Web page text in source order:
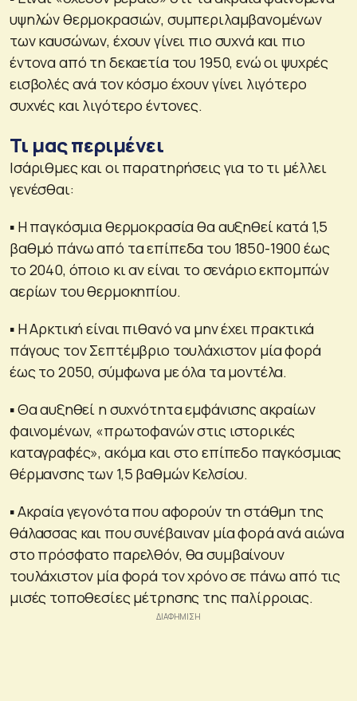
υψηλών θερμοκρασιών, συμπεριλαμβανομένων
των καυσώνων, έχουν γίνει πιο συχνά και πιο
έντονα από τη δεκαετία του 1950, ενώ οι ψυχρές
εισβολές ανά τον κόσμο έχουν γίνει λιγότερο
συχνές και λιγότερο έντονες.
Τι μας περιμένει
Ισάριθμες και οι παρατηρήσεις για το τι μέλλει
γενέσθαι:
▪ Η παγκόσμια θερμοκρασία θα αυξηθεί κατά 1,5
βαθμό πάνω από τα επίπεδα του 1850-1900 έως
το 2040, όποιο κι αν είναι το σενάριο εκπομπών
αερίων του θερμοκηπίου.
▪ Η Αρκτική είναι πιθανό να μην έχει πρακτικά
πάγους τον Σεπτέμβριο τουλάχιστον μία φορά
έως το 2050, σύμφωνα με όλα τα μοντέλα.
▪ Θα αυξηθεί η συχνότητα εμφάνισης ακραίων
φαινομένων, «πρωτοφανών στις ιστορικές
καταγραφές», ακόμα και στο επίπεδο παγκόσμιας
θέρμανσης των 1,5 βαθμών Κελσίου.
▪ Ακραία γεγονότα που αφορούν τη στάθμη της
θάλασσας και που συνέβαιναν μία φορά ανά αιώνα
στο πρόσφατο παρελθόν, θα συμβαίνουν
τουλάχιστον μία φορά τον χρόνο σε πάνω από τις
μισές τοποθεσίες μέτρησης της παλίρροιας.